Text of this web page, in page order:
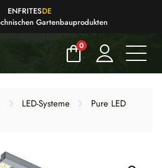
ENFRITESDE
Gartenbauprodukten
0
LED-Systeme
Pure LED